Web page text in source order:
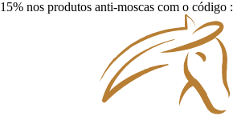
15% nos produtos anti-moscas com o código :